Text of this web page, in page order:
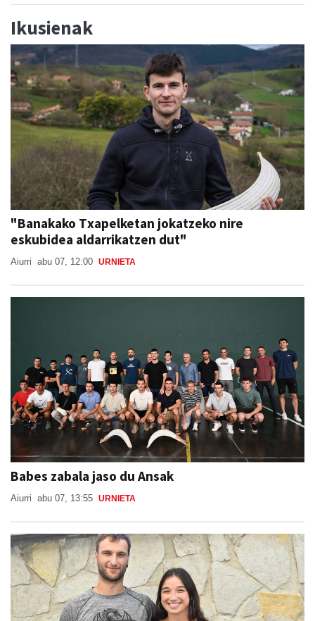
Ikusienak
"Banakako Txapelketan jokatzeko nire
eskubidea aldarrikatzen dut"
Aiurri abu 07, 12:00 URNIETA
Babes zabala jaso du Ansak
Aiurri abu 07, 13:55 URNIETA